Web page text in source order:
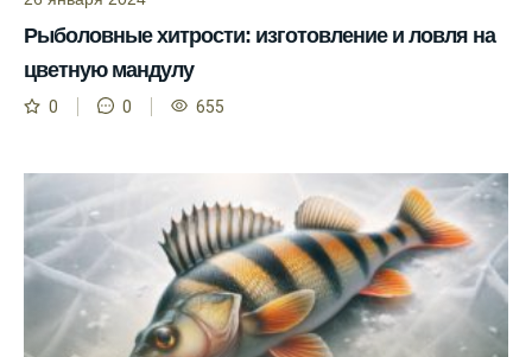
Находитесь в Московской области? Это
прекрасное место для рыбалки, и прогноз
Прогноз клева учитывает разные факторы,
и это делает его надежным.
Я всегда учитываю фазы луны и погодные
условия при выборе дня для рыбалки.
Прогноз клева учитывает фазы луны и
изменения температуры воды для более
Рыболовные хитрости: изготовление и ловля на
цветную мандулу
0 0 655